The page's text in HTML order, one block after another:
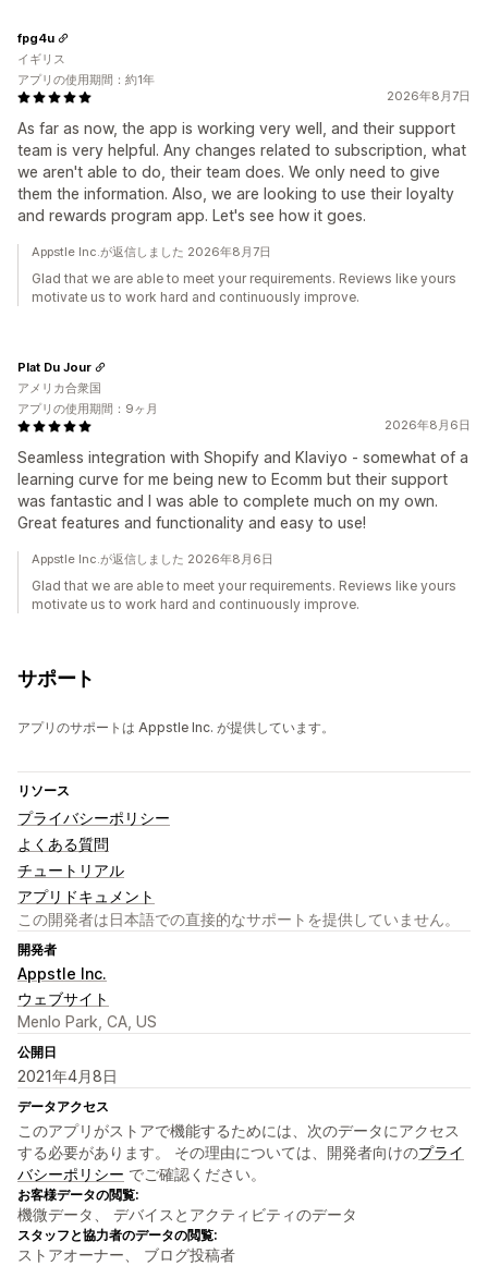
2026年8月7日
As far as now, the app is working very well, and their support
team is very helpful. Any changes related to subscription, what
we aren't able to do, their team does. We only need to give
them the information. Also, we are looking to use their loyalty
and rewards program app. Let's see how it goes.
fpg4u
イギリス
アプリの使用期間：約1年
Appstle Inc.が返信しました 2026年8月7日
Glad that we are able to meet your requirements. Reviews like yours
motivate us to work hard and continuously improve.
2026年8月6日
Seamless integration with Shopify and Klaviyo - somewhat of a
learning curve for me being new to Ecomm but their support
was fantastic and I was able to complete much on my own.
Great features and functionality and easy to use!
Plat Du Jour
アメリカ合衆国
アプリの使用期間：9ヶ月
Appstle Inc.が返信しました 2026年8月6日
Glad that we are able to meet your requirements. Reviews like yours
motivate us to work hard and continuously improve.
サポート
アプリのサポートは Appstle Inc. が提供しています。
リソース
プライバシーポリシー
よくある質問
チュートリアル
アプリドキュメント
この開発者は日本語での直接的なサポートを提供していません。
開発者
Appstle Inc.
ウェブサイト
Menlo Park, CA, US
公開日
2021年4月8日
データアクセス
このアプリがストアで機能するためには、次のデータにアクセス
する必要があります。 その理由については、開発者向けのプライ
バシーポリシー でご確認ください。
お客様データの閲覧:
機微データ、 デバイスとアクティビティのデータ
スタッフと協力者のデータの閲覧:
ストアオーナー、 ブログ投稿者